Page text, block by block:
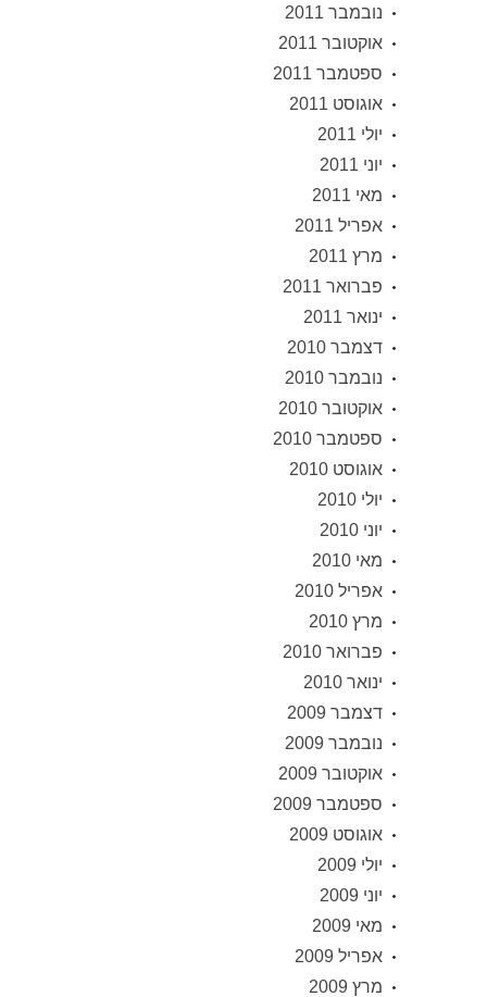
נובמבר 2011
אוקטובר 2011
ספטמבר 2011
אוגוסט 2011
יולי 2011
יוני 2011
מאי 2011
אפריל 2011
מרץ 2011
פברואר 2011
ינואר 2011
דצמבר 2010
נובמבר 2010
אוקטובר 2010
ספטמבר 2010
אוגוסט 2010
יולי 2010
יוני 2010
מאי 2010
אפריל 2010
מרץ 2010
פברואר 2010
ינואר 2010
דצמבר 2009
נובמבר 2009
אוקטובר 2009
ספטמבר 2009
אוגוסט 2009
יולי 2009
יוני 2009
מאי 2009
אפריל 2009
מרץ 2009